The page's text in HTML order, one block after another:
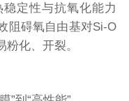
定性与抗氧化能力
碍氧自由基对Si-O
化、开裂。